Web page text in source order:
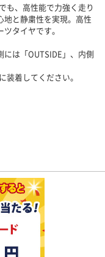
も、高性能で力強く走り
と静粛性を実現。高性
タイヤです。
は「OUTSIDE」、内側
装着してください。